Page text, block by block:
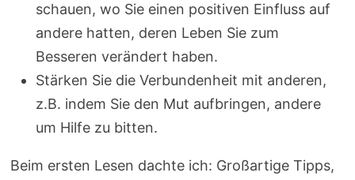
schauen, wo Sie einen positiven Einfluss auf
andere hatten, deren Leben Sie zum
Besseren verändert haben.
Stärken Sie die Verbundenheit mit anderen,
z.B. indem Sie den Mut aufbringen, andere
um Hilfe zu bitten.
Beim ersten Lesen dachte ich: Großartige Tipps,